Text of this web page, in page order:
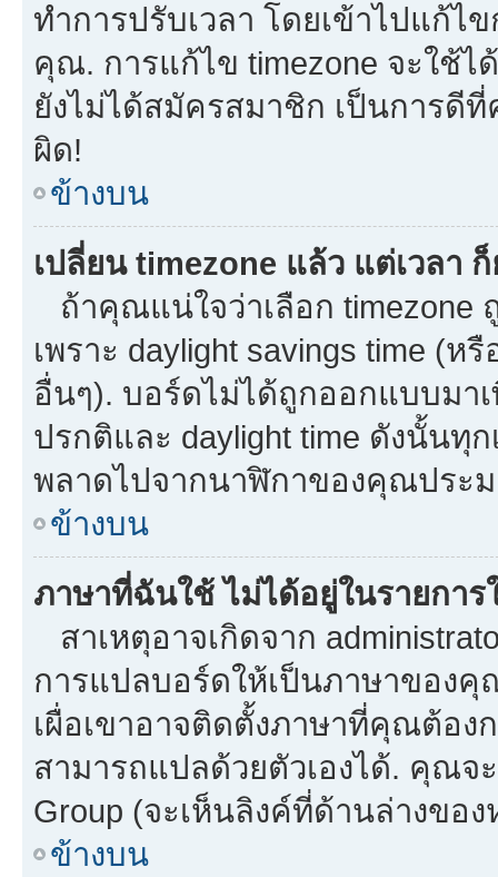
ทำการปรับเวลา โดยเข้าไปแก้ไ
คุณ. การแก้ไข timezone จะใช้
ยังไม่ได้สมัครสมาชิก เป็นการ
ผิด!
ข้างบน
เปลี่ยน timezone แล้ว แต่เวลา
ถ้าคุณแน่ใจว่าเลือก timezone
เพราะ daylight savings time (ห
อื่นๆ). บอร์ดไม่ได้ถูกออกแบบมา
ปรกติและ daylight time ดังนั้นทุ
พลาดไปจากนาฬิกาของคุณประ
ข้างบน
ภาษาที่ฉันใช้ ไม่ได้อยู่ในรายการ
สาเหตุอาจเกิดจาก
การแปลบอร์ดให้เป็นภาษาของคุ
เผื่อเขาอาจติดตั้งภาษาที่คุณต้อ
สามารถแปลด้วยตัวเองได้. คุณจ
Group (จะเห็นลิงค์ที่ด้านล่างของ
ข้างบน